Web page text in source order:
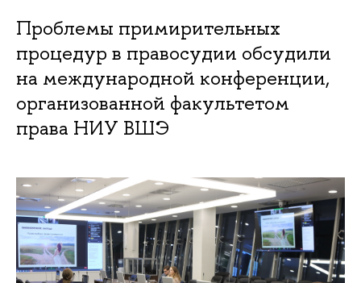
Проблемы примирительных
процедур в правосудии обсудили
на международной конференции,
организованной факультетом
права НИУ ВШЭ